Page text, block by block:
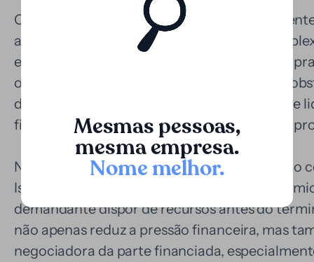
Mesmas pessoas,
mesma empresa.
Nome melhor.
Os processos judiciais na Bolívia,
administrativa, costumam ser longos e
em reclamações com múltiplos recursos, os
os cinco anos. Esta situação representa um
demandantes com necessidades urgentes de
financeira limitada para sustentar um litígio
Neste contexto, a Loopa propõe uma solução
Isso significa antecipar parte do valor
demandante dispor de recursos antes do
não apenas reduz a pressão financeira, mas
negociadora da parte financiada,